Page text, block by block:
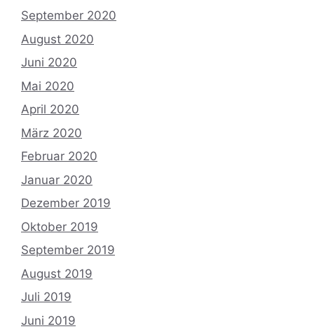
September 2020
August 2020
Juni 2020
Mai 2020
April 2020
März 2020
Februar 2020
Januar 2020
Dezember 2019
Oktober 2019
September 2019
August 2019
Juli 2019
Juni 2019